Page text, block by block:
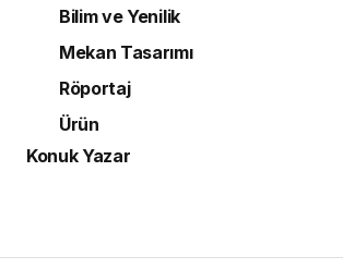
Bilim ve Yenilik
Mekan Tasarımı
Röportaj
Ürün
Konuk Yazar